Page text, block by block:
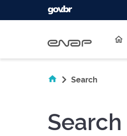
Search
Search